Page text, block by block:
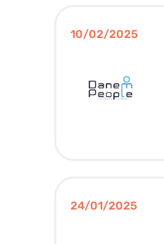
10/02/2025
24/01/2025